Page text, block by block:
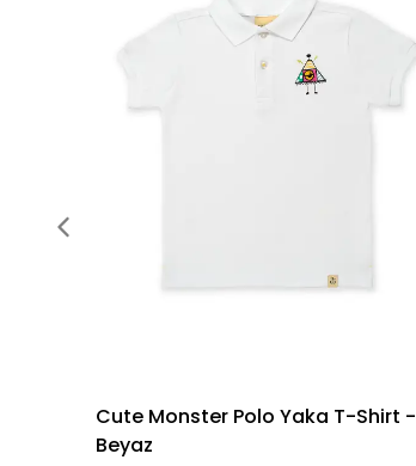
Cute Monster Polo Yaka T-Shirt -
Beyaz